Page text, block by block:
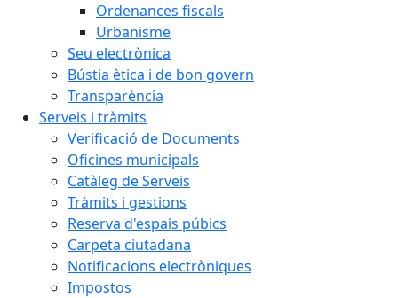
Ordenances fiscals
Urbanisme
Seu electrònica
Bústia ètica i de bon govern
Transparència
Serveis i tràmits
Verificació de Documents
Oficines municipals
Catàleg de Serveis
Tràmits i gestions
Reserva d'espais púbics
Carpeta ciutadana
Notificacions electròniques
Impostos